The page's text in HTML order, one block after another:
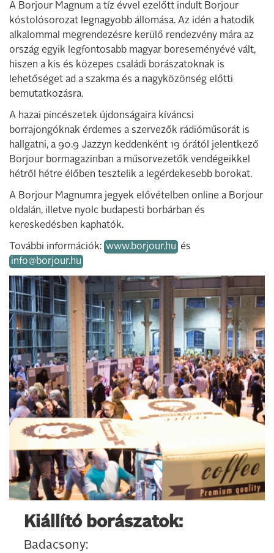
A Borjour Magnum a tíz évvel ezelőtt indult Borjour
kóstolósorozat legnagyobb állomása. Az idén a hatodik
alkalommal megrendezésre kerülő rendezvény mára az
ország egyik legfontosabb magyar boreseményévé vált,
hiszen a kis és közepes családi borászatoknak is
lehetőséget ad a szakma és a nagyközönség előtti
bemutatkozásra.
A hazai pincészetek újdonságaira kíváncsi
borrajongóknak érdemes a szervezők rádióműsorát is
hallgatni, a 90.9 Jazzyn keddenként 19 órától jelentkező
Borjour bormagazinban a műsorvezetők vendégeikkel
hétről hétre élőben tesztelik a legérdekesebb borokat.
A Borjour Magnumra jegyek elővételben online a Borjour
oldalán, illetve nyolc budapesti borbárban és
kereskedésben kaphatók.
További információk: www.borjour.hu és
info@borjour.hu
Kiállító borászatok:
Badacsony: